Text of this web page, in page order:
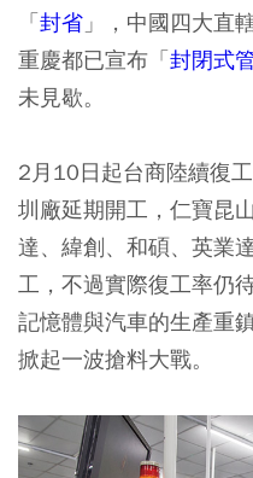
「封省 」，中國四大直
重慶都已宣布「封閉式
未見歇。
2月10日起台商陸續復
圳廠延期開工，仁寶昆
達、緯創、和碩、英業
工，不過實際復工率仍
記憶體與汽車的生產重
掀起一波搶料大戰。